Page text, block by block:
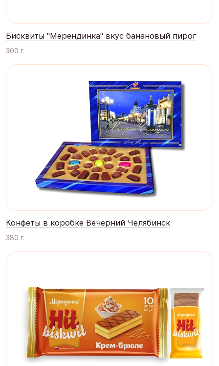
Бисквиты "Мерендинка" вкус банановый пирог
300 г.
Конфеты в коробке Вечерний Челябинск
380 г.